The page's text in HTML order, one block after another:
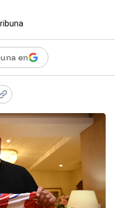
en
Copy link